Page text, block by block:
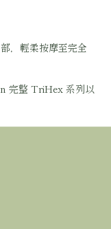
，輕柔按摩至完全
完整 TriHex 系列以